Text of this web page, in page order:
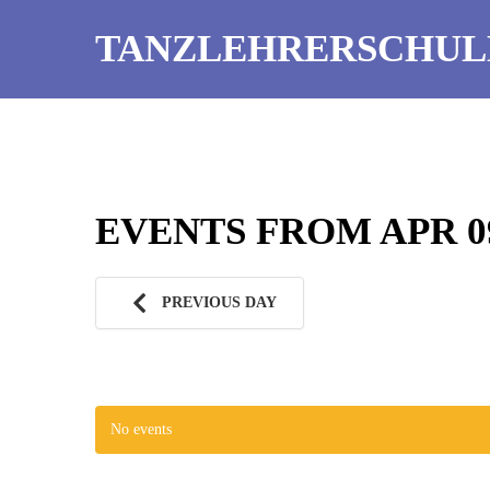
EVENTS FROM APR
PREVIOUS DAY
No events